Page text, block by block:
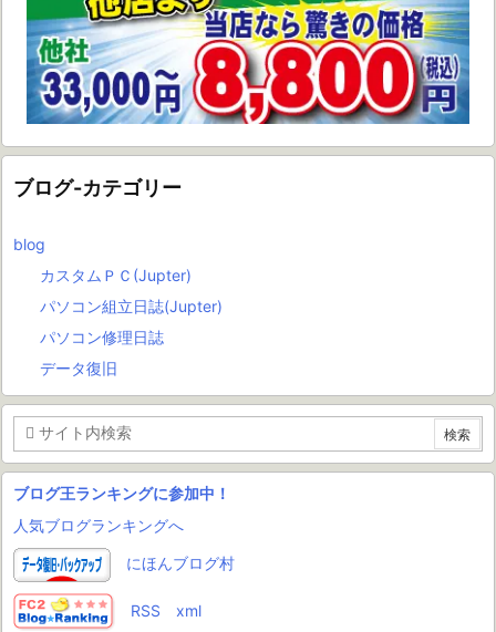
ブログ-カテゴリー
blog
カスタムＰＣ(Jupter)
パソコン組立日誌(Jupter)
パソコン修理日誌
データ復旧
ブログ王ランキングに参加中！
人気ブログランキングへ
にほんブログ村
RSS xml